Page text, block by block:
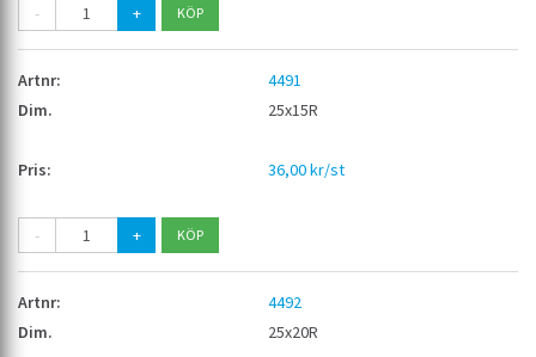
- +
4491
25x15R
36,00 kr/st
- +
4492
25x20R